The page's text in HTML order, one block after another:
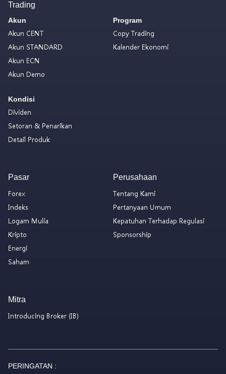
Trading
Akun
Akun CENT
Akun STANDARD
Akun ECN
Akun Demo
Kondisi
Dividen
Setoran & Penarikan
Detail Produk
Program
Copy Trading
Kalender Ekonomi
Pasar
Forex
Indeks
Logam Mulia
Kripto
Energi
Saham
Perusahaan
Tentang Kami
Pertanyaan Umum
Kepatuhan Terhadap Regulasi
Sponsorship
Mitra
Introducing Broker (IB)
PERINGATAN :